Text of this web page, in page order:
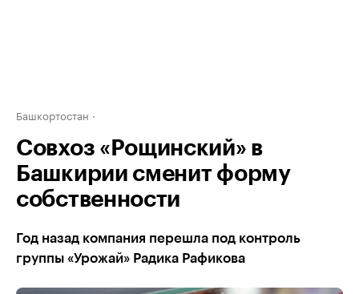
Башкортостан
Совхоз «Рощинский» в
Башкирии сменит форму
собственности
Год назад компания перешла под контроль
группы «Урожай» Радика Рафикова